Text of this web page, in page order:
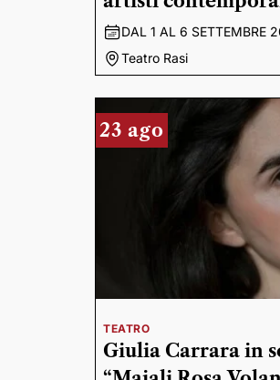
DAL 1 AL 6 SETTEMBRE
Teatro Rasi
23 ago
TEATRO
Giulia Carrara in